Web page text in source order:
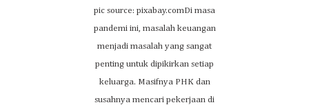
pic source: pixabay.comDi masa
pandemi ini, masalah keuangan
menjadi masalah yang sangat
penting untuk dipikirkan setiap
keluarga. Masifnya PHK dan
susahnya mencari pekerjaan di